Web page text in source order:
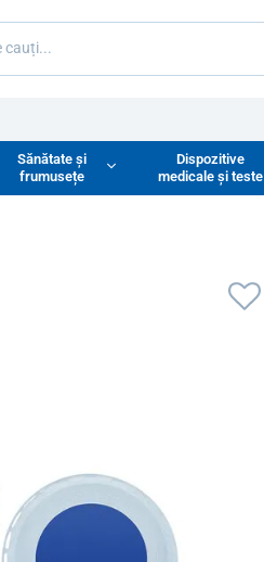
Sănătate și
frumusețe
Dispozitive
medicale și teste